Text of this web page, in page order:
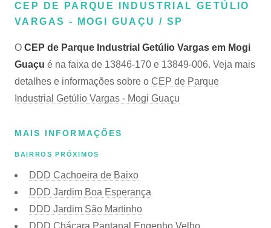
CEP DE PARQUE INDUSTRIAL GETÚLIO
VARGAS - MOGI GUAÇU / SP
O CEP de Parque Industrial Getúlio Vargas em Mogi
Guaçu é na faixa de 13846-170 e 13849-006. Veja mais
detalhes e informações sobre o CEP de Parque
Industrial Getúlio Vargas - Mogi Guaçu
MAIS INFORMAÇÕES
BAIRROS PRÓXIMOS
DDD Cachoeira de Baixo
DDD Jardim Boa Esperança
DDD Jardim São Martinho
DDD Chácara Pantanal Engenho Velho